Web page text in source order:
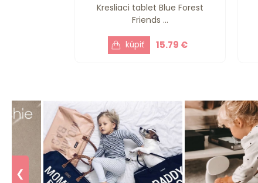
Kresliaci tablet Blue Forest
Friends ...
15.79 €
❮